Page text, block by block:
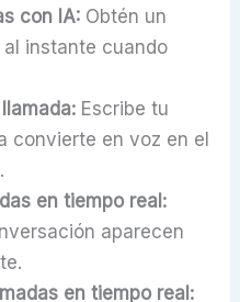
con IA: Obtén un
instante cuando
Escribe tu
convierte en voz en el
en tiempo real:
aparecen
en tiempo real: